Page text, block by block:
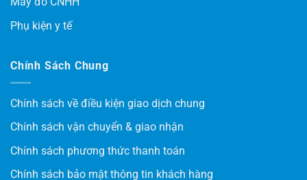
Phụ kiện y tế
Chính Sách Chung
Chính sách về điều kiện giao dịch chung
Chính sách vận chuyển & giao nhận
Chính sách phương thức thanh toán
Chính sách bảo mật thông tin khách hàng